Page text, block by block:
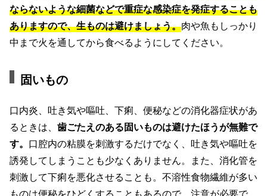
ならないような細菌などで重症な感染症を発症することも
ありますので、生ものは避けましょう。肉や魚もしっかり
中まで火を通してから食べるようにしてください。
固いもの
口内炎、吐き気や嘔吐、下痢、便秘などの消化器症状があ
るときは、 歯ごたえのある固いものは避けたほうが無難で
す。 口腔内の粘膜を刺激するだけでなく、吐き気や嘔吐を
誘発してしまうことも少なくありません。また、消化管を
刺激して下痢を悪化させることも。不溶性食物繊維が多い